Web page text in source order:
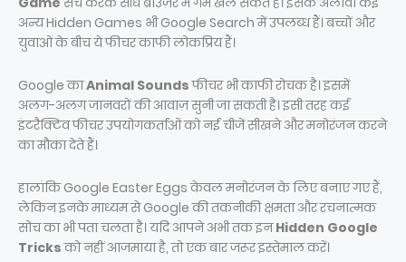
अन्य Hidden Games भी Google Search में उपलब्ध हैं। बच्चों और
युवाओं के बीच ये फीचर काफी लोकप्रिय हैं।
Google काAnimal Soundsफीचर भी काफी रोचक है। इसमें
अलग-अलग जानवरों की आवाज़ सुनी जा सकती है। इसी तरह कई
इंटरैक्टिव फीचर उपयोगकर्ताओं को नई चीजें सीखने और मनोरंजन करने
का मौका देते हैं।
हालांकि Google Easter Eggs केवल मनोरंजन के लिए बनाए गए हैं,
लेकिन इनके माध्यम से Google की तकनीकी क्षमता और रचनात्मक
सोच का भी पता चलता है। यदि आपने अभी तक इनHidden Google
Tricksको नहीं आजमाया है, तो एक बार जरूर इस्तेमाल करें।